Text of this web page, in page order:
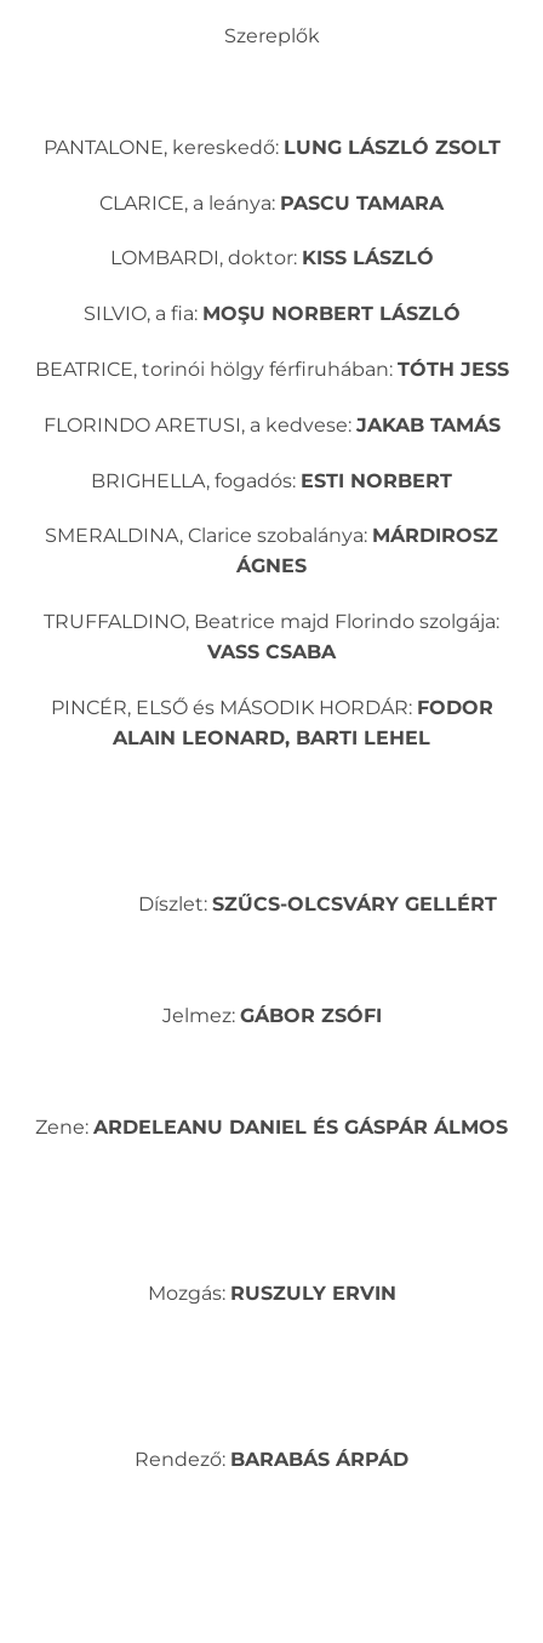
Szereplők
PANTALONE, kereskedő: LUNG LÁSZLÓ ZSOLT
CLARICE, a leánya: PASCU TAMARA
LOMBARDI, doktor: KISS LÁSZLÓ
SILVIO, a fia: MOŞU NORBERT LÁSZLÓ
BEATRICE, torinói hölgy férfiruhában: TÓTH JESS
FLORINDO ARETUSI, a kedvese: JAKAB TAMÁS
BRIGHELLA, fogadós: ESTI NORBERT
SMERALDINA, Clarice szobalánya: MÁRDIROSZ
ÁGNES
TRUFFALDINO, Beatrice majd Florindo szolgája:
VASS CSABA
PINCÉR, ELSŐ és MÁSODIK HORDÁR: FODOR
ALAIN LEONARD, BARTI LEHEL
Díszlet: SZŰCS-OLCSVÁRY GELLÉRT
Jelmez: GÁBOR ZSÓFI
Zene: ARDELEANU DANIEL ÉS GÁSPÁR ÁLMOS
Mozgás: RUSZULY ERVIN
Rendező: BARABÁS ÁRPÁD